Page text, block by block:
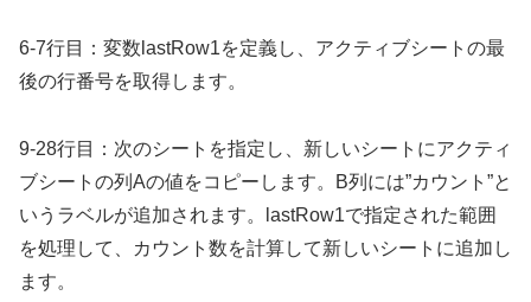
6-7行目：変数lastRow1を定義し、アクティブシートの最
後の行番号を取得します。
9-28行目：次のシートを指定し、新しいシートにアクティ
ブシートの列Aの値をコピーします。B列には”カウント”と
いうラベルが追加されます。lastRow1で指定された範囲
を処理して、カウント数を計算して新しいシートに追加し
ます。